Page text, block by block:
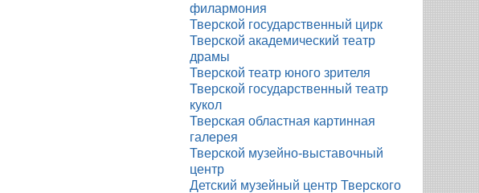
филармония
Тверской государственный цирк
Тверской академический театр
драмы
Тверской театр юного зрителя
Тверской государственный театр
кукол
Тверская областная картинная
галерея
Тверской музейно-выставочный
центр
Детский музейный центр Тверского